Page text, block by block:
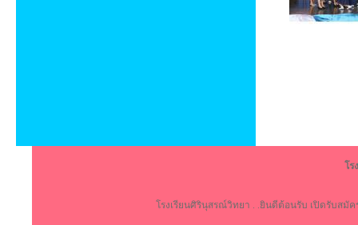
โร
โรงเรียนศิรินุสรณ์วิทยา . .ยินดีต้อนรับ เปิดรับสมั